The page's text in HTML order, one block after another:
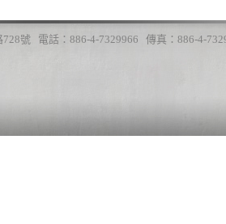
號 電話：886-4-7329966 傳真：886-4-